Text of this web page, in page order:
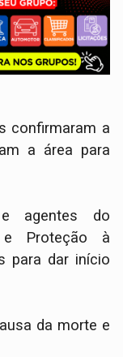
confirmaram a
a área para
agentes do
e Proteção à
para dar início
da morte e